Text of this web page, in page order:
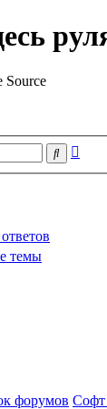
Source
Поиск
темы
форумов